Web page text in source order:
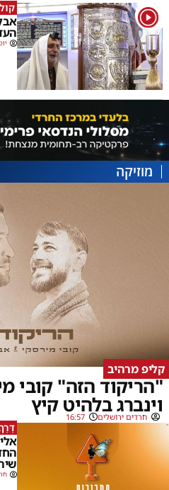
1
מוזיקה
קליפ מרהיב
"הריקוד הזה" קובי
וינברג בלהיט קיץ
חרדים ירושלים 16:57